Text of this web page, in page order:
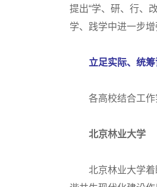
提出“学、研、行、
学、践学中进一步增
立足实际、统筹
各高校结合工作实
北京林业大学
北京林业大学着眼